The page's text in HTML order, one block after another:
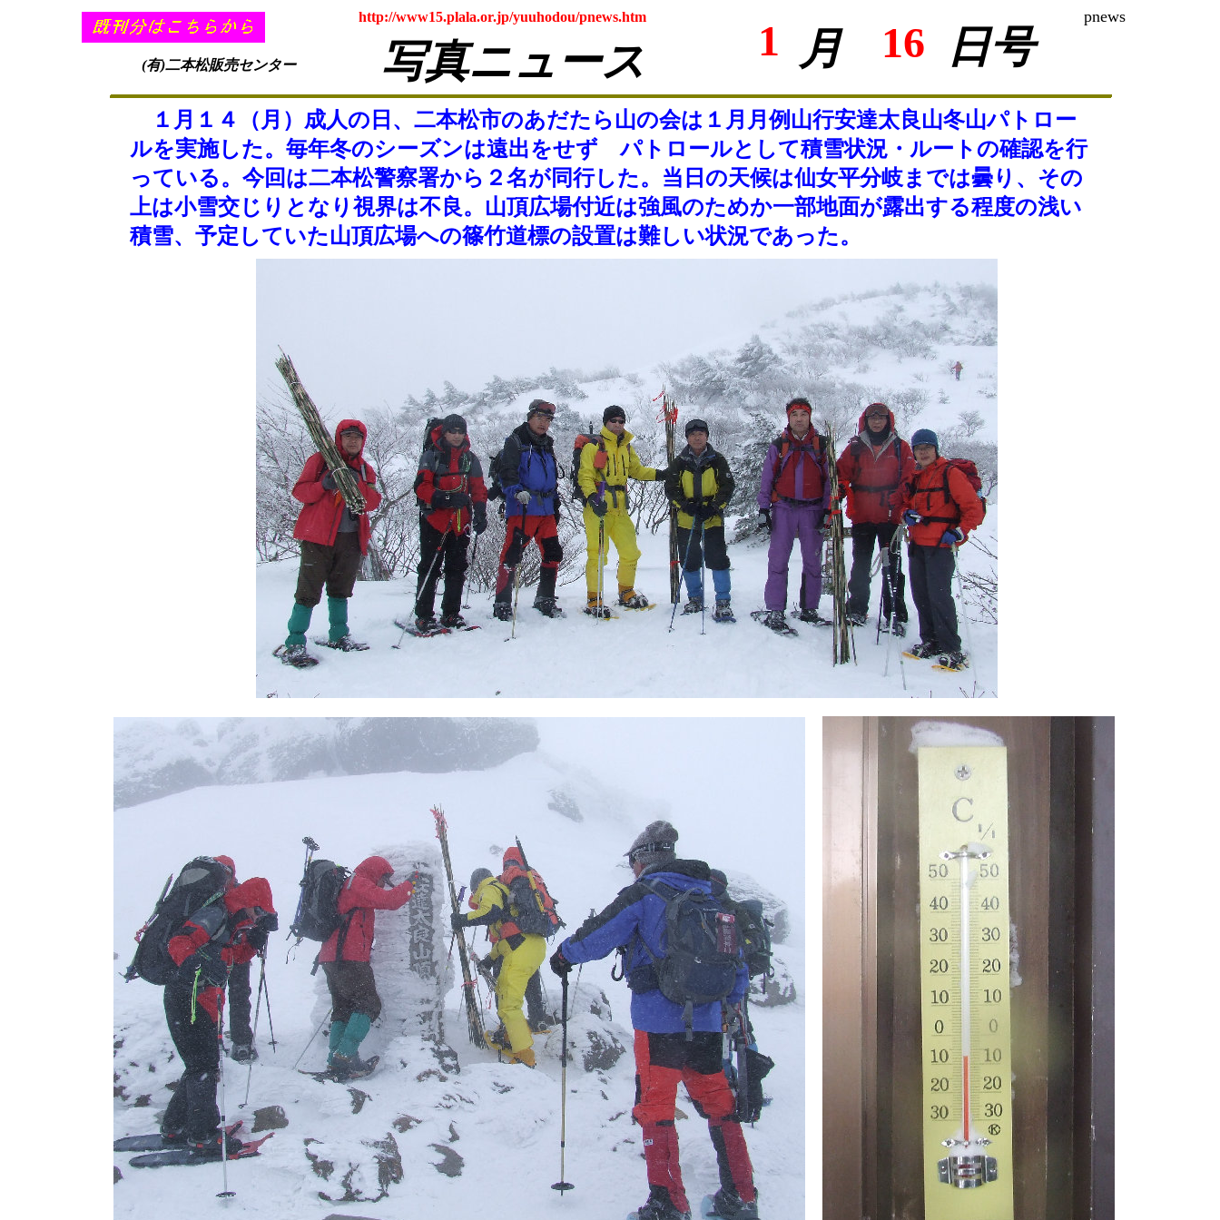
pnews
http://www15.plala.or.jp/yuuhodou/pnews.htm 1 16 日号
月
写真ニュース
(有)二本松販売センター
１月１４（月）成人の日、二本松市のあだたら山の会は１月月例山行安達太良山冬山パトロー
ルを実施した。毎年冬のシーズンは遠出をせず パトロールとして積雪状況・ルートの確認を行
っている。今回は二本松警察署から２名が同行した。当日の天候は仙女平分岐までは曇り、その
上は小雪交じりとなり視界は不良。山頂広場付近は強風のためか一部地面が露出する程度の浅い
積雪、予定していた山頂広場への篠竹道標の設置は難しい状況であった。